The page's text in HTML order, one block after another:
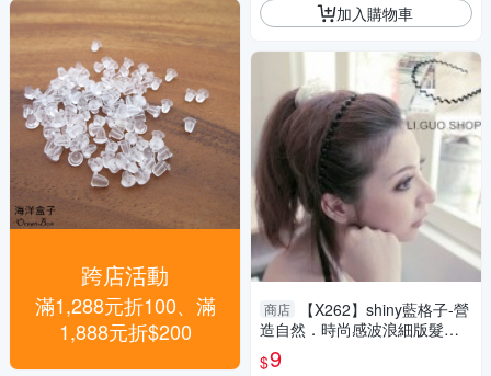
跨店活動
滿1,288元折100、滿
1,888元折$200
加入購物車
商店
【X262】shiny藍格子-營
造自然．時尚感波浪細版髮箍
髮圈
$9